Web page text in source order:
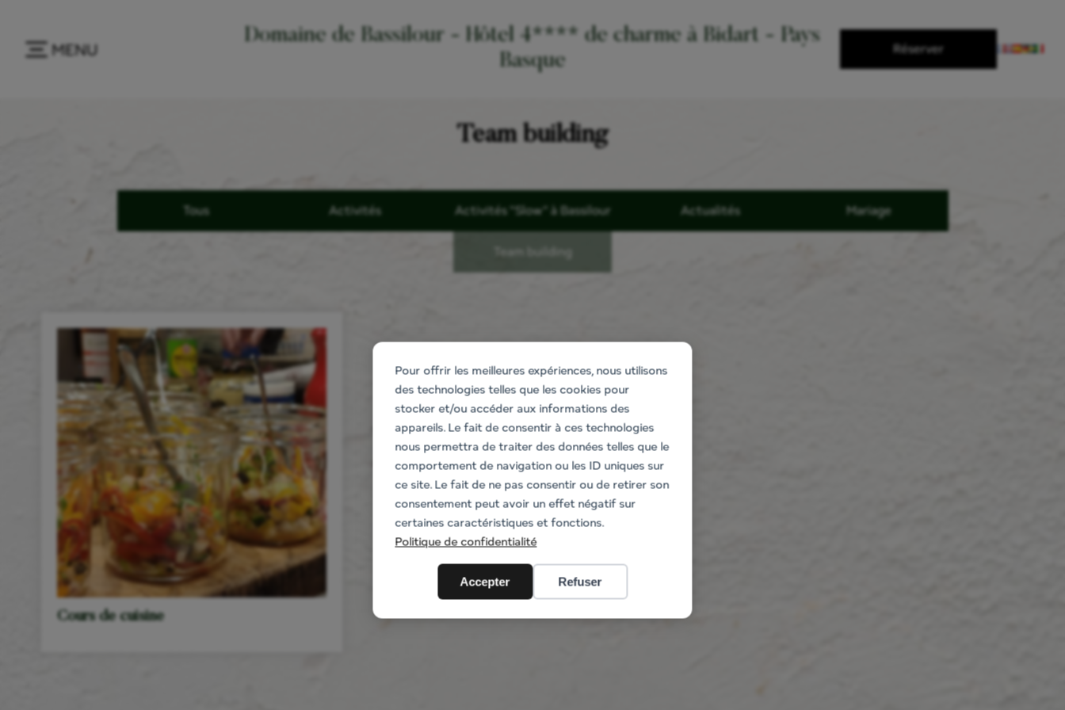
Pour offrir les meilleures expériences, nous utilisons
des technologies telles que les cookies pour
stocker et/ou accéder aux informations des
appareils. Le fait de consentir à ces technologies
nous permettra de traiter des données telles que le
comportement de navigation ou les ID uniques sur
ce site. Le fait de ne pas consentir ou de retirer son
consentement peut avoir un effet négatif sur
certaines caractéristiques et fonctions.
Politique de confidentialité
Accepter Refuser
MENU
Domaine de Bassilour - Hôtel 4**** de charme à Bidart - Pays
Basque
Réserver
Team building
Tous Activités Activités "Slow" à Bassilour Actualités Mariage
Team building
Cours de cuisine